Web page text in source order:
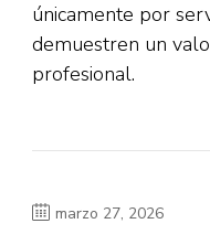
únicamente por
demuestren un
profesional.
marzo 27, 2026